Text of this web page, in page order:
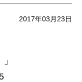
2017年03月23日